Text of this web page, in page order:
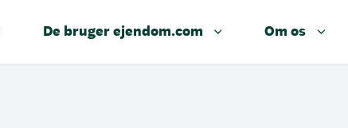
De bruger ejendom.com Om os